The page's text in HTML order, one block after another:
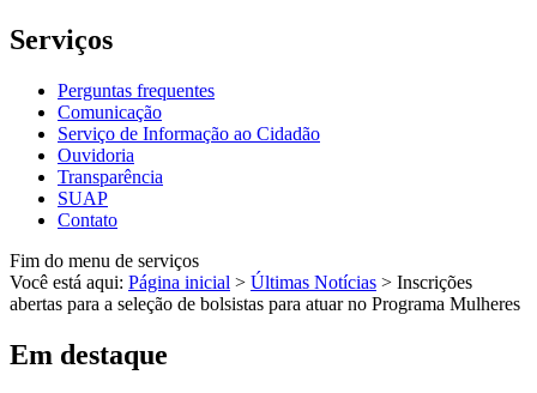
Serviços
Perguntas frequentes
Comunicação
Serviço de Informação ao Cidadão
Ouvidoria
Transparência
SUAP
Contato
Fim do menu de serviços
Você está aqui: Página inicial > Últimas Notícias > Inscrições
abertas para a seleção de bolsistas para atuar no Programa Mulheres
Em destaque